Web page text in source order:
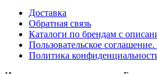
Доставка
Обратная связь
Каталоги по брендам с
Пользовательское
Политика